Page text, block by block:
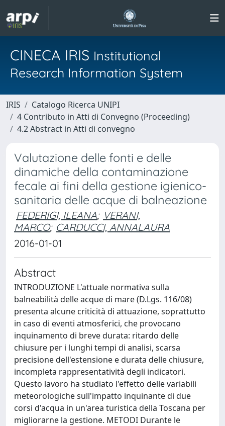
CINECA IRIS Institutional
Research Information System
IRIS
Catalogo Ricerca UNIPI
4 Contributo in Atti di Convegno (Proceeding)
4.2 Abstract in Atti di convegno
Valutazione delle fonti e delle
dinamiche della contaminazione
fecale ai fini della gestione igienico-
sanitaria delle acque di balneazione
FEDERIGI, ILEANA; VERANI,
MARCO; CARDUCCI, ANNALAURA
2016-01-01
Abstract
INTRODUZIONE L'attuale normativa sulla
balneabilità delle acque di mare (D.Lgs. 116/08)
presenta alcune criticità di attuazione, soprattutto
in caso di eventi atmosferici, che provocano
inquinamento di breve durata: ritardo delle
chiusure per i lunghi tempi di analisi, scarsa
precisione dell'estensione e durata delle chiusure,
incompleta rappresentatività degli indicatori.
Questo lavoro ha studiato l'effetto delle variabili
meteorologiche sull'impatto inquinante di due
corsi d'acqua in un'area turistica della Toscana per
migliorarne la gestione. METODI Durante le